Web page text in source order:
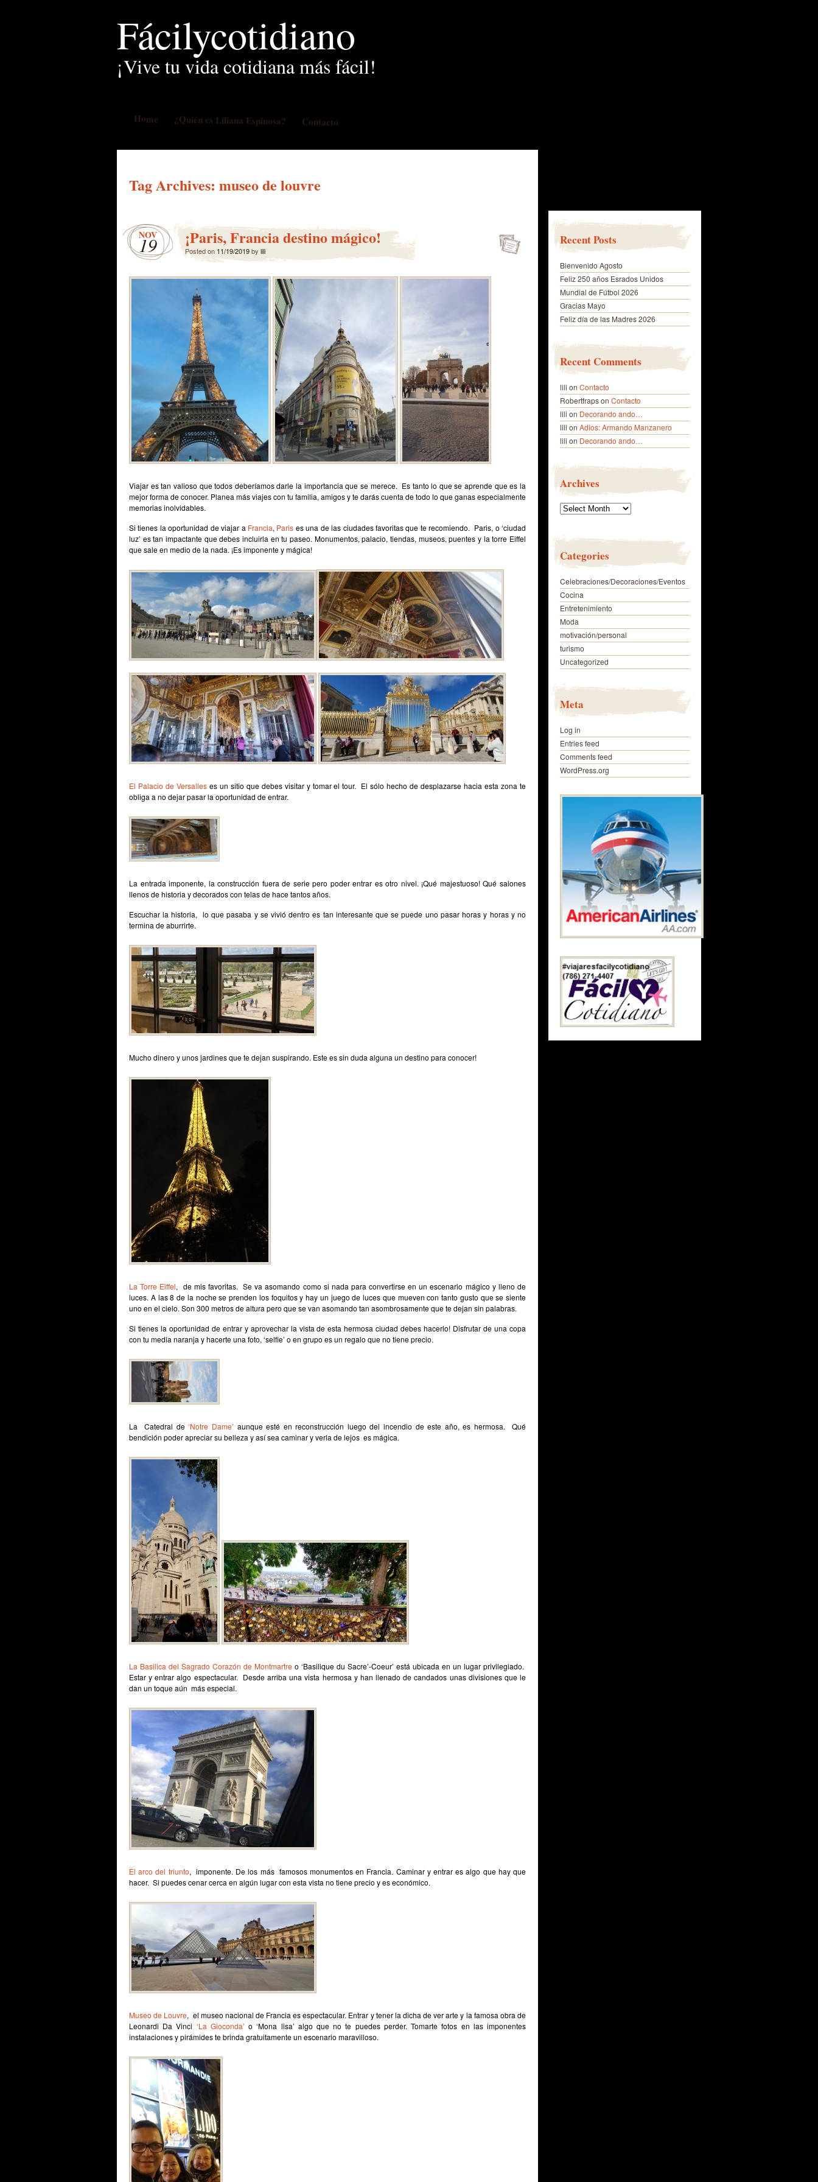
Fácilycotidiano
¡Vive tu vida cotidiana más fácil!
Home ¿Quién es Liliana Espinosa? Contacto
Tag Archives: museo de louvre
NOV
19 ¡Paris, Francia destino mágico!
Posted on 11/19/2019by lili
Viajar es tan valioso que todos deberíamos darle la importancia que se merece. Es tanto lo que se aprende que es la
mejor forma de conocer. Planea más viajes con tu familia, amigos y te darás cuenta de todo lo que ganas especialmente
memorias inolvidables.
Si tienes la oportunidad de viajar a Francia, Paris es una de las ciudades favoritas que te recomiendo. Paris, o ‘ciudad
luz’ es tan impactante que debes incluirla en tu paseo. Monumentos, palacio, tiendas, museos, puentes y la torre Eiffel
que sale en medio de la nada. ¡Es imponente y mágica!
El Palacio de Versalleses un sitio que debes visitar y tomar el tour. El sólo hecho de desplazarse hacia esta zona te
obliga a no dejar pasar la oportunidad de entrar.
La entrada imponente, la construcción fuera de serie pero poder entrar es otro nivel. ¡Qué majestuoso! Qué salones
llenos de historia y decorados con telas de hace tantos años.
Escuchar la historia, lo que pasaba y se vivió dentro es tan interesante que se puede uno pasar horas y horas y no
termina de aburrirte.
Mucho dinero y unos jardines que te dejan suspirando. Este es sin duda alguna un destino para conocer!
La Torre Eiffel, de mis favoritas. Se va asomando como si nada para convertirse en un escenario mágico y lleno de
luces. A las 8 de la noche se prenden los foquitos y hay un juego de luces que mueven con tanto gusto que se siente
uno en el cielo. Son 300 metros de altura pero que se van asomando tan asombrosamente que te dejan sin palabras.
Si tienes la oportunidad de entrar y aprovechar la vista de esta hermosa ciudad debes hacerlo! Disfrutar de una copa
con tu media naranja y hacerte una foto, ‘selfie’ o en grupo es un regalo que no tiene precio.
La Catedral de‘Notre Dame’ aunque esté en reconstrucción luego del incendio de este año, es hermosa. Qué
bendición poder apreciar su belleza y así sea caminar y verla de lejos es mágica.
La Basilica del Sagrado Corazón de Montmartre o ‘Basilique du Sacre’-Coeur’ está ubicada en un lugar privilegiado.
Estar y entrar algo espectacular. Desde arriba una vista hermosa y han llenado de candados unas divisiones que le
dan un toque aún más especial.
El arco del triunfo, imponente. De los más famosos monumentos en Francia. Caminar y entrar es algo que hay que
hacer. Si puedes cenar cerca en algún lugar con esta vista no tiene precio y es económico.
Museo de Louvre, el museo nacional de Francia es espectacular. Entrar y tener la dicha de ver arte y la famosa obra de
Leonardi Da Vinci ‘La Gioconda’ o ‘Mona lisa’ algo que no te puedes perder. Tomarte fotos en las imponentes
instalaciones y pirámides te brinda gratuitamente un escenario maravilloso.
Recent Posts
Bienvenido Agosto
Feliz 250 años Esrados Unidos
Mundial de Fútbol 2026
Gracias Mayo
Feliz día de las Madres 2026
Recent Comments
lili on Contacto
Robertfrapson Contacto
lili on Decorando ando…
lili on Adios: Armando Manzanero
lili on Decorando ando…
Archives
Archives
Categories
Celebraciones/Decoraciones/Eventos
Cocina
Entretenimiento
Moda
motivación/personal
turismo
Uncategorized
Meta
Log in
Entries feed
Comments feed
WordPress.org